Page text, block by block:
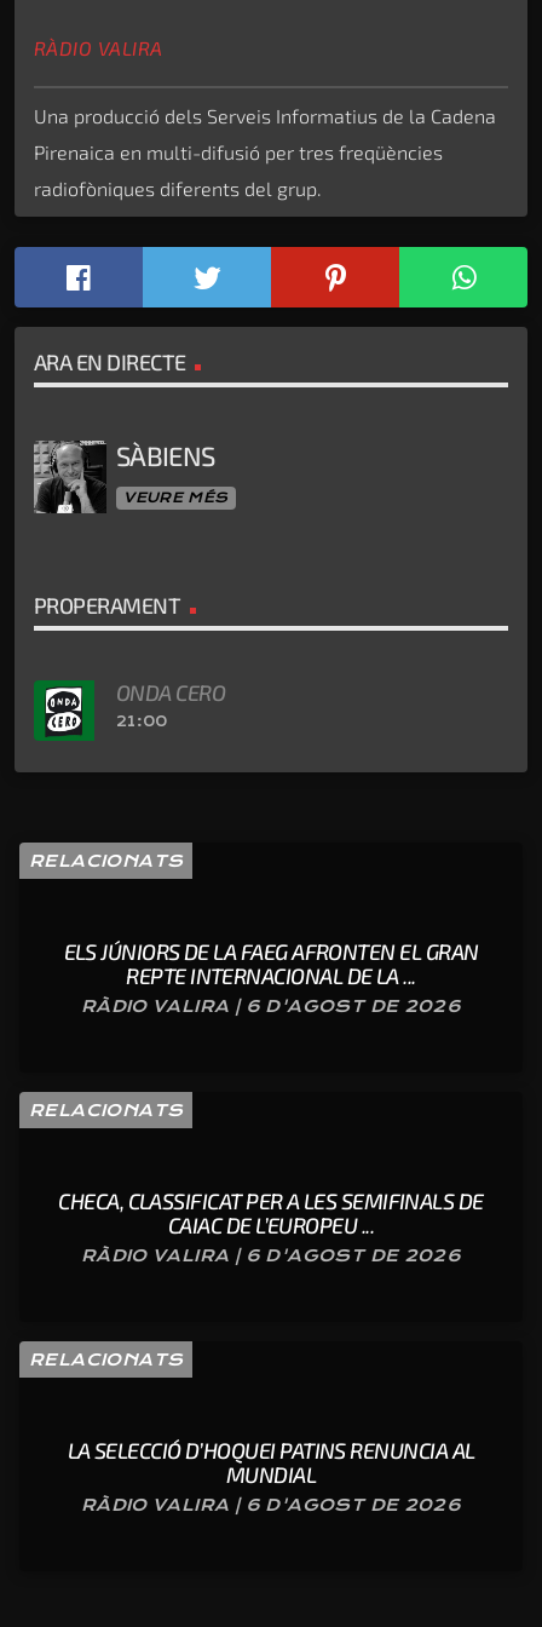
RÀDIO VALIRA
Una producció dels Serveis Informatius de la Cadena
Pirenaica en multi-difusió per tres freqüències
radiofòniques diferents del grup.
ARA EN DIRECTE
SÀBIENS
VEURE MÉS
PROPERAMENT
ONDA CERO
21:00
RELACIONATS
ELS JÚNIORS DE LA FAEG AFRONTEN EL GRAN
REPTE INTERNACIONAL DE LA ...
RÀDIO VALIRA | 6 D'AGOST DE 2026
RELACIONATS
CHECA, CLASSIFICAT PER A LES SEMIFINALS DE
CAIAC DE L’EUROPEU ...
RÀDIO VALIRA | 6 D'AGOST DE 2026
RELACIONATS
LA SELECCIÓ D’HOQUEI PATINS RENUNCIA AL
MUNDIAL
RÀDIO VALIRA | 6 D'AGOST DE 2026